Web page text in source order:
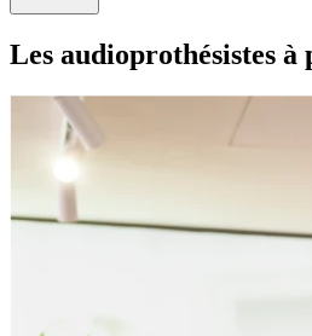
Les audioprothésistes